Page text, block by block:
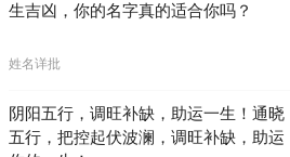
生吉凶，你的名字真的适合你吗？
姓名详批
阴阳五行，调旺补缺，助运一生！通晓
五行，把控起伏波澜，调旺补缺，助运